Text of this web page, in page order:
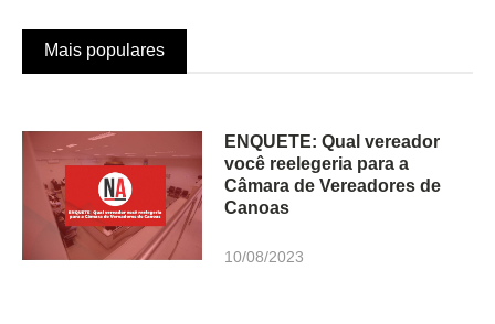
Mais populares
ENQUETE: Qual vereador
você reelegeria para a
Câmara de Vereadores de
Canoas
10/08/2023